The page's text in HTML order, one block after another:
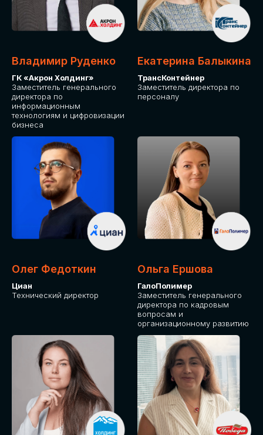
Владимир Руденко
ГК «Акрон Холдинг»
Заместитель генерального
директора по
информационным
технологиям и цифровизации
бизнеса
Екатерина Балыкина
ТрансКонтейнер
Заместитель директора по
персоналу
Олег Федоткин
Циан
Технический директор
Ольга Ершова
ГалоПолимер
Заместитель генерального
директора по кадровым
вопросам и
организационному развитию